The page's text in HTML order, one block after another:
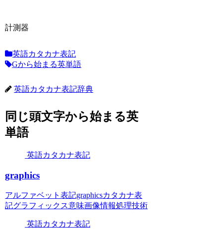
計測器
英語カタカナ表記
Gから始まる英単語
英語カタカナ表記辞典
同じ頭文字から始まる英
単語
英語カタカナ表記
graphics
アルファベット表記graphicsカタカナ表
記グラフィックス意味画像情報処理技術
英語カタカナ表記